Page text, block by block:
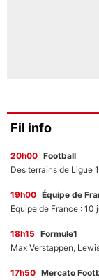
Fil info
20h00 Football
19h00 Équipe de
18h15 Formule1
17h50 Mercato